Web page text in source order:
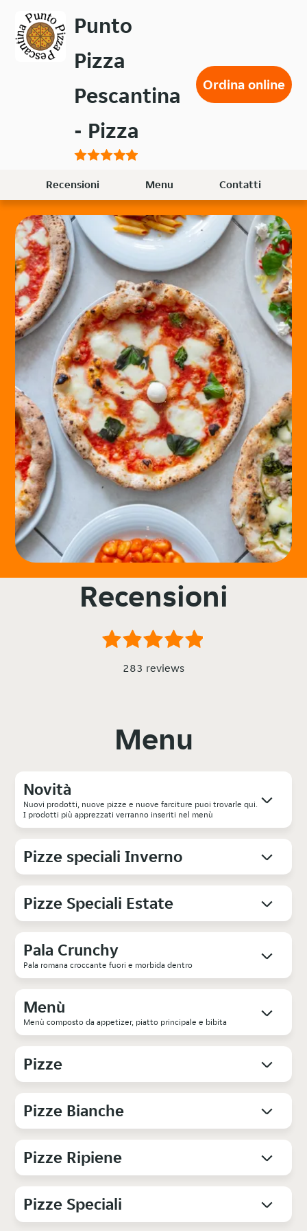
contenuto
principale
Punto
Pizza
Pescantina
- Pizza
Ordina online
Recensioni Menu Contatti
Recensioni
283 reviews
Menu
Novità
Nuovi prodotti, nuove pizze e nuove farciture puoi trovarle qui.
I prodotti più apprezzati verranno inseriti nel menù
Pizze speciali Inverno
Pizze Speciali Estate
Pala Crunchy
Pala romana croccante fuori e morbida dentro
Menù
Menù composto da appetizer, piatto principale e bibita
Pizze
Pizze Bianche
Pizze Ripiene
Pizze Speciali